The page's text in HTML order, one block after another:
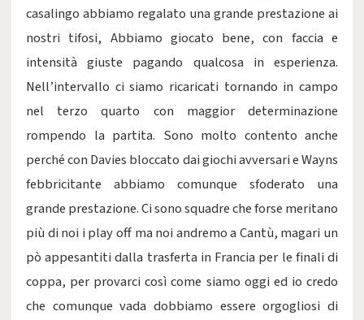
casalingo abbiamo regalato una grande prestazione ai
nostri tifosi, Abbiamo giocato bene, con faccia e
intensità giuste pagando qualcosa in esperienza.
Nell’intervallo ci siamo ricaricati tornando in campo
nel terzo quarto con maggior determinazione
rompendo la partita. Sono molto contento anche
perché con Davies bloccato dai giochi avversari e Wayns
febbricitante abbiamo comunque sfoderato una
grande prestazione. Ci sono squadre che forse meritano
più di noi i play off ma noi andremo a Cantù, magari un
pò appesantiti dalla trasferta in Francia per le finali di
coppa, per provarci così come siamo oggi ed io credo
che comunque vada dobbiamo essere orgogliosi di